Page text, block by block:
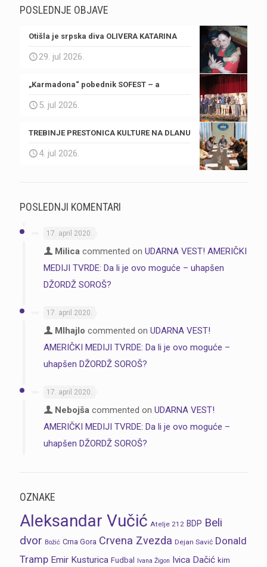
POSLEDNJE OBJAVE
Otišla je srpska diva OLIVERA KATARINA
29. jul 2026.
„Karmadona“ pobednik SOFEST – a
5. jul 2026.
TREBINJE PRESTONICA KULTURE NA DLANU
4. jul 2026.
POSLEDNJI KOMENTARI
17. april 2020.
Milica commented on UDARNA VEST! AMERIČKI
MEDIJI TVRDE: Da li je ovo moguće – uhapšen
DŽORDŽ SOROŠ?
17. april 2020.
MIhajlo commented on UDARNA VEST!
AMERIČKI MEDIJI TVRDE: Da li je ovo moguće –
uhapšen DŽORDŽ SOROŠ?
17. april 2020.
Nebojša commented on UDARNA VEST!
AMERIČKI MEDIJI TVRDE: Da li je ovo moguće –
uhapšen DŽORDŽ SOROŠ?
OZNAKE
Aleksandar Vučić Atelje 212 BDP Beli
dvor Božić Crna Gora Crvena Zvezda Dejan Savić Donald
Tramp Emir Kusturica Fudbal Ivana Žigon Ivica Dačić kim